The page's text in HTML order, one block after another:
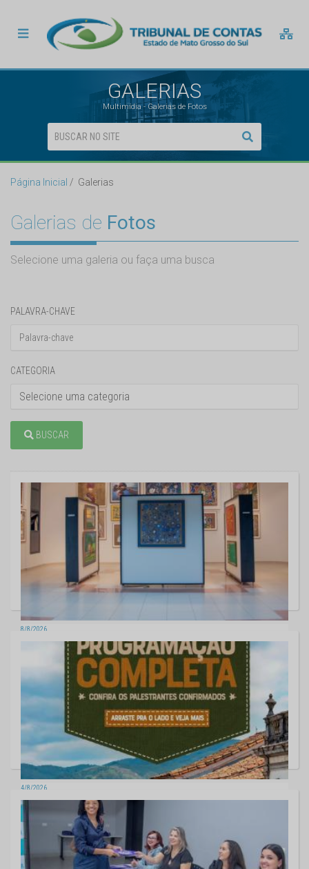
GALERIAS
Multimídia - Galerias de Fotos
Página Inicial Galerias
Galerias de Fotos
Selecione uma galeria ou faça uma busca
PALAVRA-CHAVE
CATEGORIA
BUSCAR
8/8/2026
Entre caminhos e memórias, exposição "Estradas" chega ao Espaço
Cultural do TCE-MS
4/8/2026
IV CNTC: Comunicação estratégica fortalece a democracia e amplia
papel dos TCs, defendem especialistas
6 fotos